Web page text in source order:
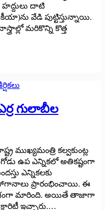
దాటి
వేడి పుట్టిస్తున్నాయి.
మరికొన్ని కొత్త
గులాబీల
ముఖ్యమంత్రి కల్వకుంట్ల
ఉప ఎన్నికలో అతికష్టంగా
ఎన్నికలకు
ప్రారంభించాయి. ఈ
మారింది. అయితే తాజాగా
ఇచ్చారు.…